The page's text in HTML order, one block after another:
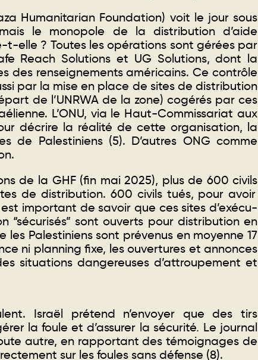
Humanitarian Foundation) voit le jour sous
le monopole de la distribution d’aide
elle ? Toutes les opérations sont gérées par
Reach Solutions et UG Solutions, dont la
des renseignements américains. Ce contrôle
par la mise en place de sites de distribution
de l’UNRWA de la zone) cogérés par ces
L’ONU, via le Haut-Commissariat aux
décrire la réalité de cette organisation, la
de Palestiniens (5). D’autres ONG comme
de la GHF (fin mai 2025), plus de 600 civils
de distribution. 600 civils tués, pour avoir
important de savoir que ces sites d’exécu-
“sécurisés” sont ouverts pour distribution en
Palestiniens sont prévenus en moyenne 17
ni planning fixe, les ouvertures et annonces
situations dangereuses d’attroupement et
Israël prétend n’envoyer que des tirs
la foule et d’assurer la sécurité. Le journal
autre, en rapportant des témoignages de
sur les foules sans défense (8).